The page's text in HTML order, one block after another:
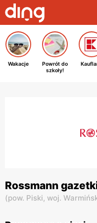
Wakacje
Powrót do
szkoły!
Rossmann
(pow. Piski, woj.